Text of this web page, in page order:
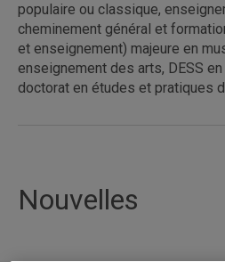
populaire ou classique,
cheminement général et
et enseignement) majeure en
enseignement des arts, DESS
doctorat en études et pratiques
Nouvelles